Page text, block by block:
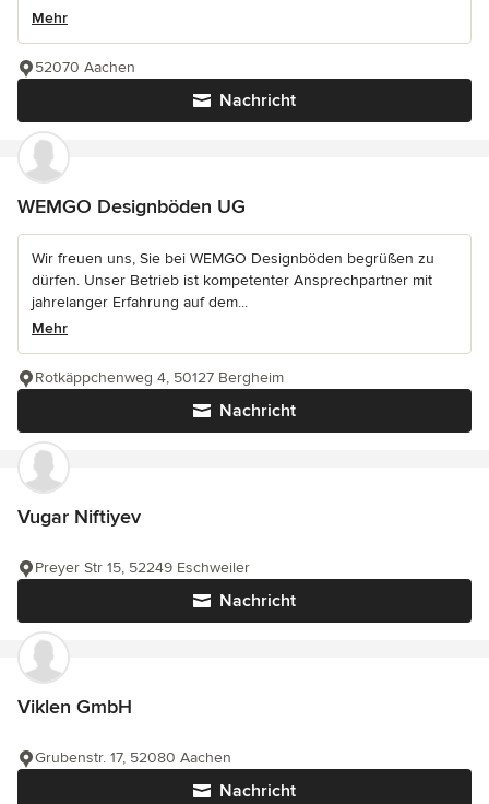
Mehr
Nachricht
52070 Aachen
WEMGO Designböden UG
Wir freuen uns, Sie bei WEMGO Designböden begrüßen zu
dürfen. Unser Betrieb ist kompetenter Ansprechpartner mit
jahrelanger Erfahrung auf dem...
Mehr
Nachricht
Rotkäppchenweg 4, 50127 Bergheim
Vugar Niftiyev
Nachricht
Preyer Str 15, 52249 Eschweiler
Viklen GmbH
Nachricht
Grubenstr. 17, 52080 Aachen